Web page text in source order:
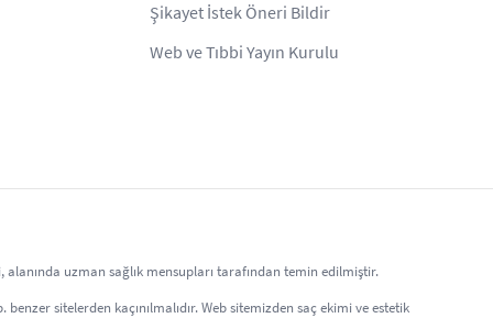
Şikayet İstek Öneri Bildir
Web ve Tıbbi Yayın Kurulu
alanında uzman sağlık mensupları tarafından temin edilmiştir.
sitelerden kaçınılmalıdır. Web sitemizden saç ekimi ve estetik